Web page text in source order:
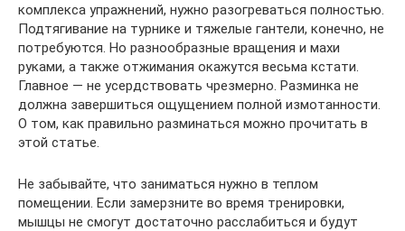
комплекса упражнений, нужно разогреваться полностью.
Подтягивание на турнике и тяжелые гантели, конечно, не
потребуются. Но разнообразные вращения и махи
руками, а также отжимания окажутся весьма кстати.
Главное — не усердствовать чрезмерно. Разминка не
должна завершиться ощущением полной измотанности.
О том, как правильно разминаться можно прочитать в
этой статье.
Не забывайте, что заниматься нужно в теплом
помещении. Если замерзните во время тренировки,
мышцы не смогут достаточно расслабиться и будут